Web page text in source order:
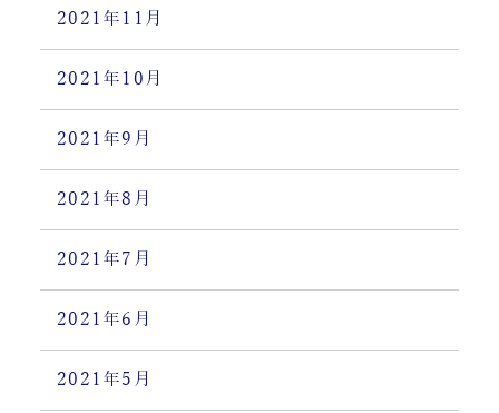
2021年11月
2021年10月
2021年9月
2021年8月
2021年7月
2021年6月
2021年5月